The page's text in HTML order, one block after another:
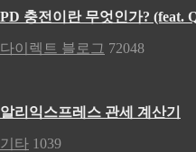
PD 충전이란 무엇인가? (feat.
다이렉트 블로그 72048
알리익스프레스 관세 계산기
기타 1039